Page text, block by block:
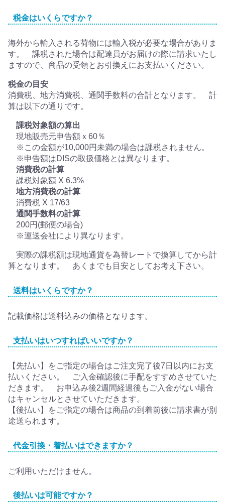
税金はいくらですか？
海外から輸入される荷物には輸入税が必要な場合がありま
す。 課税された場合は配達員がお届けの際に請求いたし
ますので、商品の受領とお引換えにお支払いください。
税金の目安
消費税、地方消費税、通関手数料の合計となります。 計
算は以下の通りです。
課税対象額の算出
現地販売元申告額ｘ60％
※この金額が10,000円未満の場合は課税されません。
※申告額はDISの取扱価格とは異なります。
消費税の計算
課税対象額 X 6.3%
地方消費税の計算
消費税 X 17/63
通関手数料の計算
200円(郵便の場合)
※運送会社により異なります。
実際の課税額は現地通貨を為替レートで換算してから計
算となります。 あくまでも目安としてお考え下さい。
送料はいくらですか？
記載価格は送料込みの価格となります。
支払いはいつすればいいですか？
【先払い】をご指定の場合はご注文完了後7日以内にお支
払いください。 ご入金確認後に手配をすすめさせていた
だきます。 お申込み後2週間経過後もご入金がない場合
はキャンセルとさせていただきます。
【後払い】をご指定の場合は商品の到着前後に請求書が別
途送られます。
代金引換・着払いはできますか？
ご利用いただけません。
後払いは可能ですか？